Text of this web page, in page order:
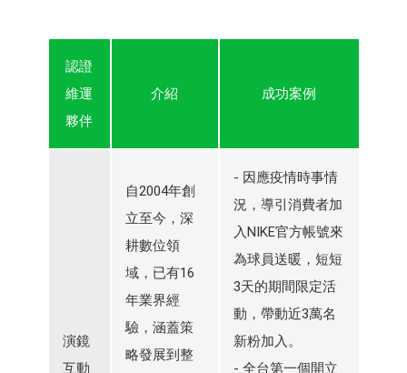
認證
維運
夥伴
介紹 成功案例
演鏡
互動
自2004年創
立至今，深
耕數位領
域，已有16
年業界經
驗，涵蓋策
略發展到整
- 因應疫情時事情
況，導引消費者加
入NIKE官方帳號來
為球員送暖，短短
3天的期間限定活
動，帶動近3萬名
新粉加入。
- 全台第一個開立